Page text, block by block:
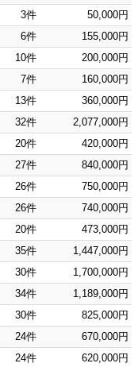
3件
50,000円
6件
155,000円
10件
200,000円
7件
160,000円
13件
360,000円
32件
2,077,000円
20件
420,000円
27件
840,000円
26件
750,000円
26件
740,000円
20件
473,000円
35件
1,447,000円
30件
1,700,000円
34件
1,189,000円
30件
825,000円
24件
670,000円
24件
620,000円